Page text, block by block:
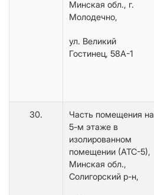
Минская обл., г.
Молодечно,
ул. Великий
Гостинец, 58А-1
30.
Часть помещения на
5-м этаже в
изолированном
помещении (АТС-5),
Минская обл.,
Солигорский р-н,